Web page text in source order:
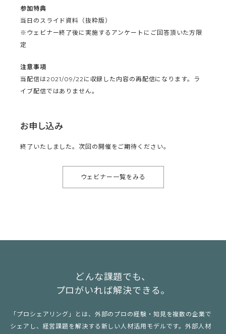
参加特典
当日のスライド資料（抜粋版）
※ウェビナー終了後に実施するアンケートにご回答頂いた方限
定
注意事項
当配信は2021/09/22に収録した内容の再配信になります。ラ
イブ配信ではありません。
お申し込み
終了いたしました。次回の開催をご期待ください。
ウェビナー一覧をみる
どんな課題でも、
プロがいれば解決できる。
「プロシェアリング」とは、外部のプロの経験・知見を複数の企業で
シェアし、経営課題を解決する新しい人材活用モデルです。外部人材